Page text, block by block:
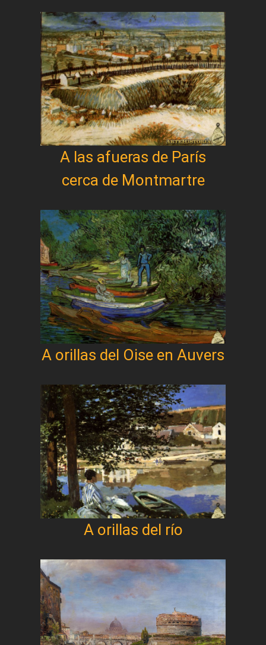
A las afueras de París
cerca de Montmartre
A orillas del Oise en Auvers
A orillas del río